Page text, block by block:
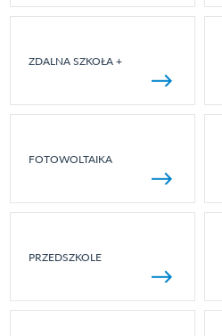
ZDALNA SZKOŁA +
FOTOWOLTAIKA
PRZEDSZKOLE